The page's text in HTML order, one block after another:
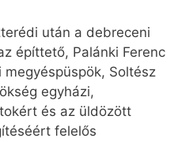
után a debreceni
építtető, Palánki Ferenc
Soltész
egyházi,
és az üldözött
felelős